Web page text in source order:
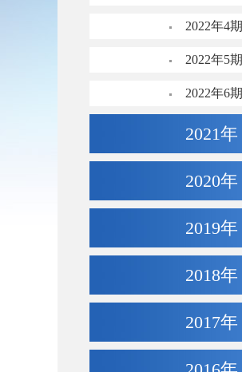
2022年4期
2022年5期
2022年6期
2021年
2020年
2019年
2018年
2017年